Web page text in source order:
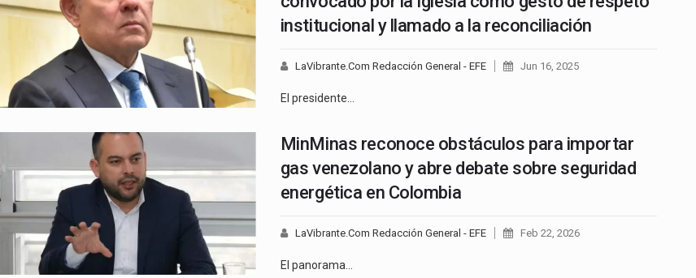
institucional y llamado a la reconciliación
LaVibrante.Com Redacción General - EFE Jun 16, 2025
El presidente…
MinMinas reconoce obstáculos para importar
gas venezolano y abre debate sobre seguridad
energética en Colombia
LaVibrante.Com Redacción General - EFE Feb 22, 2026
El panorama…